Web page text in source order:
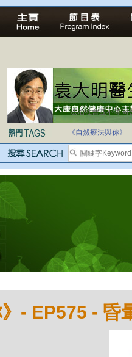
法治社會並不等同
自家教育合法化-
《自然療法與你》
》- EP575 - 昏